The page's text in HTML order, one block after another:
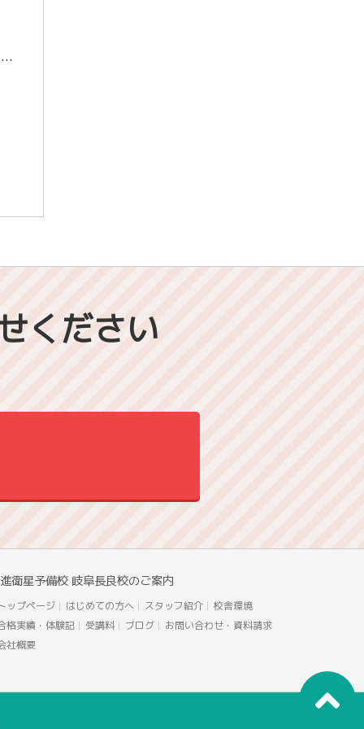
あけましておめでとうございます！年明け初のブログになります。共通テストまで残り7日の切りましたね。もうたった一週間と感じるかと思います。ですが、一週間もあればまだまだ伸びます。私は生物基礎があまり得意ではなく最終模試・正 […]
ください
衛星予備校 岐阜長良校のご案内
トップページ はじめての方へ スタッフ紹介
校舎環境
格実績・体験記
受講料 ブログ
お問い合わせ・資料請求
社概要